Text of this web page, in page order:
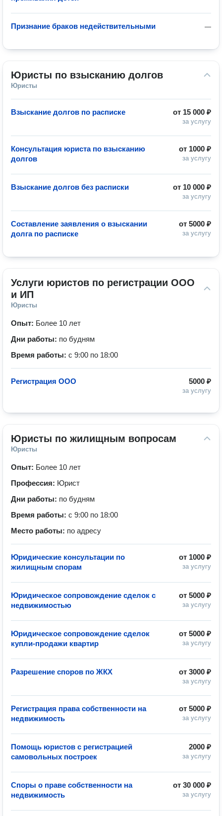
—
Признание браков недействительными
Юристы по взысканию долгов
Юристы
от 15 000 ₽
за услугу
Взыскание долгов по расписке
от 1000 ₽
за услугу
Консультация юриста по взысканию
долгов
от 10 000 ₽
за услугу
Взыскание долгов без расписки
от 5000 ₽
за услугу
Составление заявления о взыскании
долга по расписке
Услуги юристов по регистрации ООО
и ИП
Юристы
Опыт: Более 10 лет
Дни работы: по будням
Время работы: с 9:00 по 18:00
5000 ₽
за услугу
Регистрация ООО
Юристы по жилищным вопросам
Юристы
Опыт: Более 10 лет
Профессия: Юрист
Дни работы: по будням
Время работы: с 9:00 по 18:00
Место работы: по адресу
от 1000 ₽
за услугу
Юридические консультации по
жилищным спорам
от 5000 ₽
за услугу
Юридическое сопровождение сделок с
недвижимостью
от 5000 ₽
за услугу
Юридическое сопровождение сделок
купли-продажи квартир
от 3000 ₽
за услугу
Разрешение споров по ЖКХ
от 5000 ₽
за услугу
Регистрация права собственности на
недвижимость
2000 ₽
за услугу
Помощь юристов с регистрацией
самовольных построек
от 30 000 ₽
за услугу
Споры о праве собственности на
недвижимость